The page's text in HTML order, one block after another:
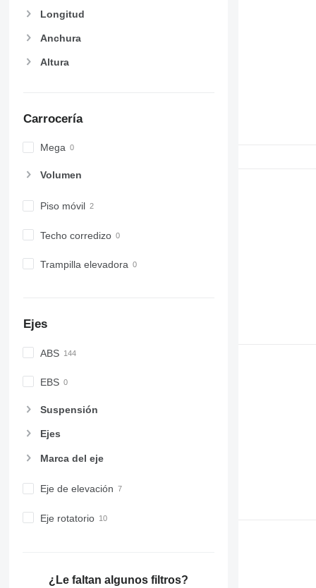
Longitud
Anchura
Altura
Carrocería
Mega
Volumen
Piso móvil
Techo corredizo
Trampilla elevadora
Ejes
ABS
EBS
Suspensión
Ejes
Marca del eje
Eje de elevación
Eje rotatorio
¿Le faltan algunos filtros?